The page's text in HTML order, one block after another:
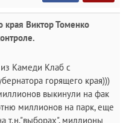
края Виктор Томенко
Камеди Клаб с
горящего края)))
выкинули на фак
миллионов на парк, еще
т.н."выборах", миллионы